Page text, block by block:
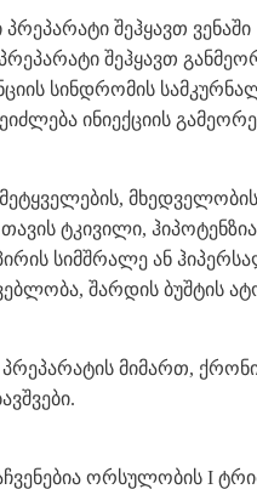
შეჰყავთ ვენაში
შეჰყავთ
სინდრომის
ინიექციის
ტკივილი,
სიმშრალე ან
შარდის ბუშტის
მიმართ,
ორსულობის I